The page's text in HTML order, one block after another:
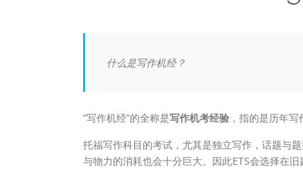
什么是写作机经？
“写作机经”的全称是写作机考经验 ，指的是历年
托福写作科目的考试，尤其是独立写作，话题与
与物力的消耗也会十分巨大。因此ETS会选择在